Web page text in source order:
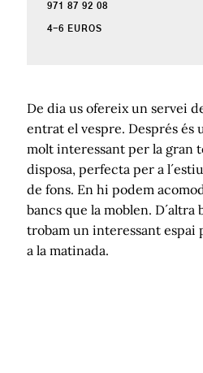
971 87 92 08
4-6 EUROS
De dia us ofereix un servei
entrat el vespre. Després és
molt interessant per la gran
disposa, perfecta per a
de fons. En hi podem
bancs que la moblen. D´altra
trobam un interessant espai
a la matinada.